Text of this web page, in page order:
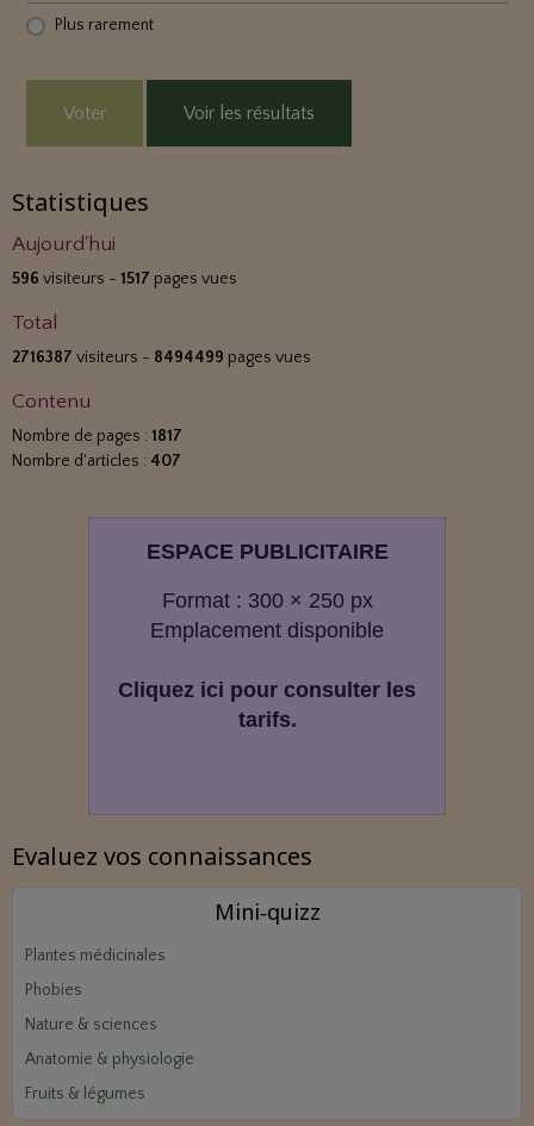
Plus rarement
Voter Voir les résultats
Statistiques
Aujourd'hui
596 visiteurs - 1517 pages vues
Total
2716387 visiteurs - 8494499 pages vues
Contenu
Nombre de pages : 1817
Nombre d'articles : 407
ESPACE PUBLICITAIRE
Format : 300 × 250 px
Emplacement disponible
Cliquez ici pour consulter les
tarifs.
Evaluez vos connaissances
Mini‑quizz
Plantes médicinales
Phobies
Nature & sciences
Anatomie & physiologie
Fruits & légumes